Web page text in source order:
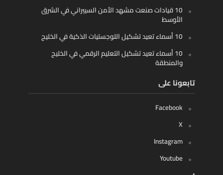
10 قيادات صنعت مشهد الأمن السيبراني في الشرق
الأوسط
10 أسماء تعيد تشكيل اللوجستيات الذكية في الخليج
10 أسماء تعيد تشكيل التعليم الرقمي في الخليج
والمنطقة
تابعونا على
Facebook
X
Instagram
Youtube